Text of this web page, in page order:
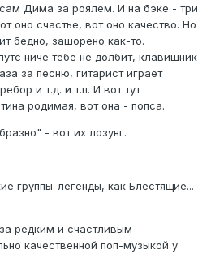
Дима за роялем. И на бэке - три
оно счастье, вот оно качество. Но
бедно, зашорено как-то.
ниче тебе не долбит, клавишник
за песню, гитарист играет
и т.д. и т.п. И вот тут
родимая, вот она - попса.
- вот их лозунг.
группы-легенды, как Блестящие...
редким и счастливым
качественной поп-музыкой у